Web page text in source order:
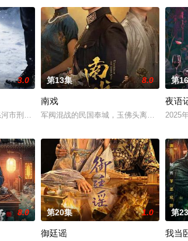
遭满门流放，楚父以死鸣冤。楚家大小姐楚梓鸢带着
3.0
市刑侦支队在无普及监控、无DNA鉴定技术的支持
第13集 8.0
南戏
军阀混战的民国奉城，玉佛头离奇失窃，
第
夜语
2025
8.0 第20集 1.0
御廷谣
第
我当